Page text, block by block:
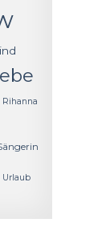
Rihanna
Urlaub